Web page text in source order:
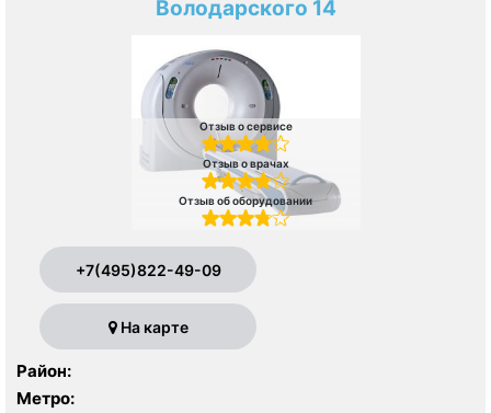
Володарского 14
Отзыв о сервисе
Отзыв о врачах
Отзыв об оборудовании
+7(495)822-49-09
На карте
Район:
Метро: